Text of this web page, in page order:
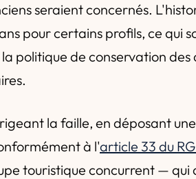
seraient concernés.
pour certains profils, ce qui
politique de conservation des
la faille, en déposant
à l'article 33 du
touristique concurrent — qui